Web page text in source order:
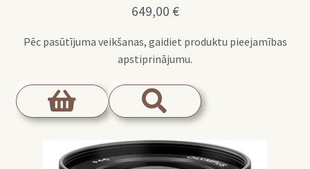
649,00 €
Pēc pasūtījuma veikšanas, gaidiet produktu pieejamības
apstiprinājumu.